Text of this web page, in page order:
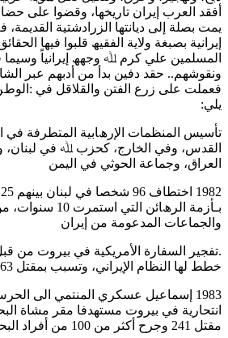
أﻓﻘﺪ اﻟﻌﺮب إﯾﺮان ﺗﺎرﯾﺨﮭﺎ، وﻗﻀﻮا ﻋﻠﻰ
ﯾﻤﺖ ﺑﺼﻠﺔ إﻟﻰ دﯾﺎﻧﺘﮭﺎ اﻟﺰرادﺷﺘﯿﺔ
إﯾﺮاﻧﯿﺔ ﺑﺼﺒﻐﺔ وﻻﯾﺔ اﻟﻔﻘﯿﮫ ﻗﻠﺒﻮا ﻓﯿﮭﺎ
اﻟﻤﺴﻠﻤﯿﻦ ﻋﻠﻲ ﻛﺮم ﷲ وﺟﮭﮫ إﯾﺮاﻧﯿﺎً
وﻧﻘﻮﺷﮭﻢ.. ﺣﻘﺪ دﻓﯿﻦ ﺑﺪأ ﻣﻦ أدﺑﮭﻢ ﻋﺒﺮ
ﻓﻌﻤﻠﺖ ﻋﻠﻰ زرع اﻟﻔﺘﻦ واﻟﻘﻼﻗﻞ ﻓﻲ :اﻟﻮطﻦ
ﯾﻠﻲ:
ﺗﺄﺳﯿﺲ اﻟﻤﻨﻈﻤﺎت اﻹرھﺎﺑﯿﺔ اﻟﻤﺘﻄﺮﻓﺔ ﻓﻲ
اﻟﻘﺪس، وﻓﻲ اﻟﺨﺎرج، ﻛﺤﺰب ﷲ ﻓﻲ
اﻟﻌﺮاق، وﺟﻤﺎﻋﺔ اﻟﺤﻮﺛﻲ ﻓﻲ اﻟﯿﻤﻦ
ﺑـﺄزﻣﺔ اﻟﺮھﺎﺋﻦ
واﻟﺠﻤﺎﻋﺎت اﻟﻤﺪﻋﻮﻣﺔ ﻣﻦ إﯾﺮان
.ﺗﻔﺠﯿﺮ اﻟﺴﻔﺎرة اﻷﻣﺮﯾﻜﯿﺔ ﻓﻲ ﺑﯿﺮوت
ﺧﻄﻂ ﻟﮭﺎ اﻟﻨﻈﺎم اﻹﯾﺮاﻧﻲ، وﺗﺴﺒﺐ ﺑﻤﻘﺘﻞ 63 ﺷﺨﺼﺎً 1983
1983 إﺳﻤﺎﻋﯿﻞ ﻋﺴﻜﺮي اﻟﻤﻨﺘﻤﻲ اﻟﻰ
اﻧﺘﺤﺎرﯾﺔ ﻓﻲ ﺑﯿﺮوت ﻣﺴﺘﮭﺪﻓﺎ ﻣﻘﺮ ﻣﺸﺎة
ﻣﻘﺘﻞ 241 وﺟﺮح أﻛﺜﺮ ﻣﻦ 100 ﻣﻦ أﻓﺮاد اﻟﺒﺤﺮﯾﺔ واﻟﻤﺪﻧﯿﯿﻦ